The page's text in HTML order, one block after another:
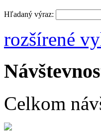
Hľadaný výraz:
rozšírené
Celkom